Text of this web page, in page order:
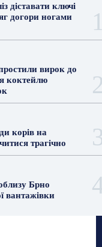
діставати ключі
догори ногами
вирок до
коктейлю
корів на
трагічно
Брно
вантажівки